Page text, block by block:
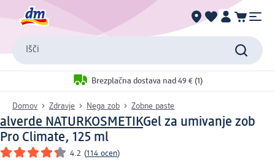
Išči
Brezplačna dostava nad 49 € (1)
Domov Zdravje Nega zob Zobne paste
alverde NATURKOSMETIKGel za umivanje zob
Pro Climate, 125 ml
4.2 (114 ocen)